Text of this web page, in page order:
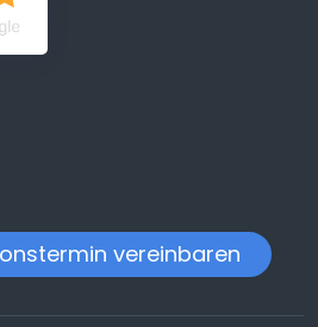
vereinbaren